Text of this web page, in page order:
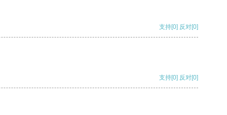
支持[0] 反对[0]
支持[0] 反对[0]